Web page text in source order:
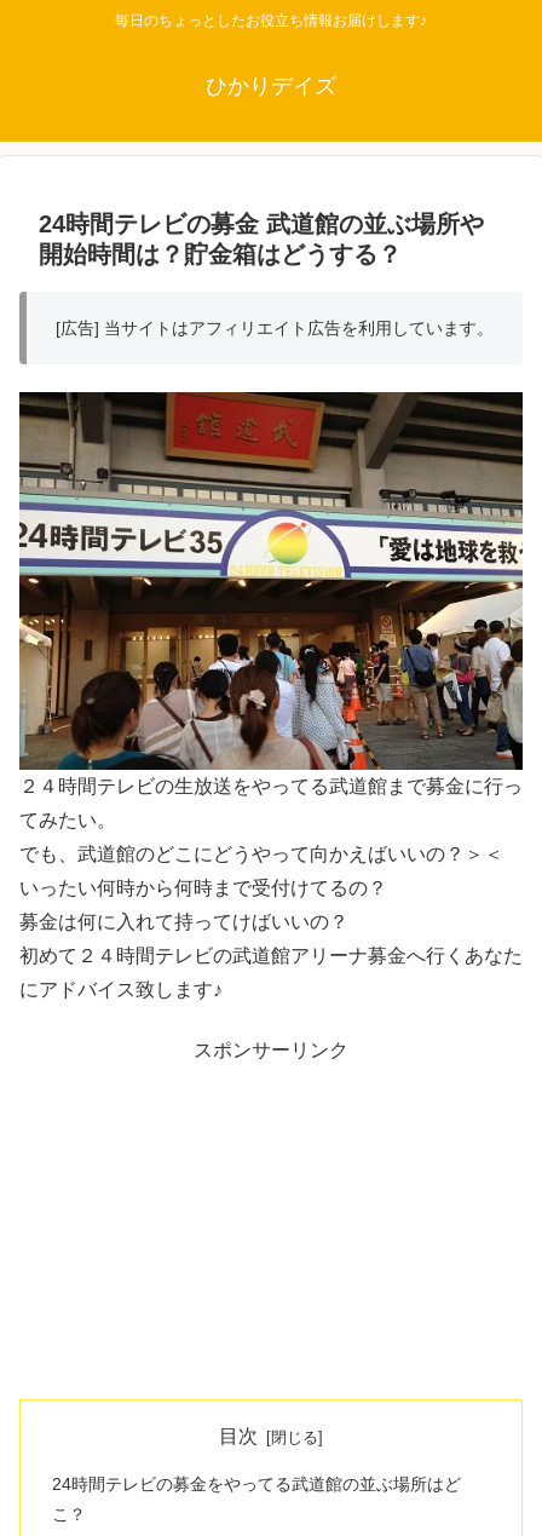
毎日のちょっとしたお役立ち情報お届けします♪
ひかりデイズ
24時間テレビの募金 武道館の並ぶ場所や
開始時間は？貯金箱はどうする？
[広告] 当サイトはアフィリエイト広告を利用しています。
２４時間テレビの生放送をやってる武道館まで募金に行っ
てみたい。
でも、武道館のどこにどうやって向かえばいいの？＞＜
いったい何時から何時まで受付けてるの？
募金は何に入れて持ってけばいいの？
初めて２４時間テレビの武道館アリーナ募金へ行くあなた
にアドバイス致します♪
スポンサーリンク
目次
24時間テレビの募金をやってる武道館の並ぶ場所はど
こ？